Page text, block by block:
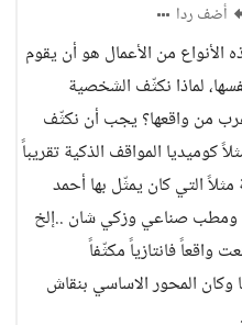
أضف ردا
من الأعمال هو أن يقوم
لماذا نكثّف الشخصية
من واقعها؟ يجب أن نكثّف
كوميديا المواقف الذكية تقريباً
التي كان يمثّل بها أحمد
ومطب صناعي وزكي شان ..إلخ
واقعاً فانتازياً مكثّفاً
المحور الاساسي بنقاش